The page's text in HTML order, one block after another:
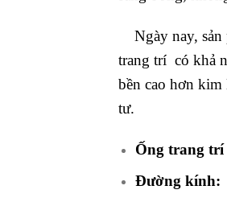
Ngày nay, sản
trang trí có khả
bền cao hơn
tư.
Ống trang trí
Đường kính: